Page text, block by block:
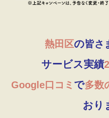
熱田区の皆さ
サービス実績
Google口コミ で多数
おり